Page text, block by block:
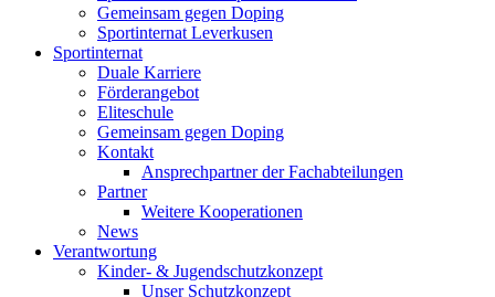
Gemeinsam gegen Doping
Sportinternat Leverkusen
Sportinternat
Duale Karriere
Förderangebot
Eliteschule
Gemeinsam gegen Doping
Kontakt
Ansprechpartner der Fachabteilungen
Partner
Weitere Kooperationen
News
Verantwortung
Kinder- & Jugendschutzkonzept
Unser Schutzkonzept